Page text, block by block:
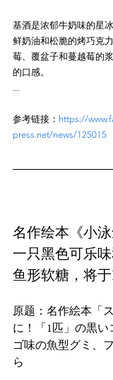
基酒是浓郁牛奶味的星
鲜奶油和松脆的烤巧克
莓、覆盆子和蔓越莓的
的口感。
参考链接： https://
press.net/news/125015
名作绘本《小
一只黑色可乐
鱼形软糖，将
原题：名作絵本「
に！「1匹」の黒
ゴ味の魚型グミ、